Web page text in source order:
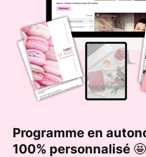
Programme en
100% personnalisé 🤩